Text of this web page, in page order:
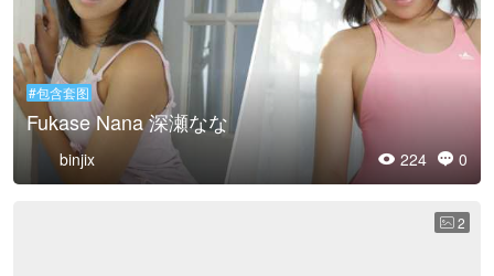
#包含套图
Fukase Nana 深瀬なな
 224  0
binjix
 2